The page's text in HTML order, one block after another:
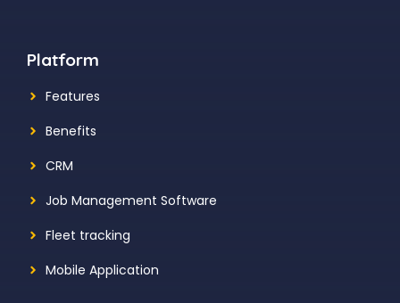
Platform
Features
Benefits
CRM
Job Management Software
Fleet tracking
Mobile Application